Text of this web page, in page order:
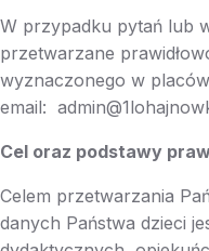
W przypadku pytań lub
przetwarzane
wyznaczonego w
email:
Cel oraz podstawy
Celem przetwarzania
danych Państwa dzieci